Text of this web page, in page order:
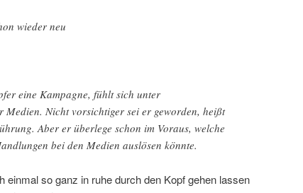
wieder neu
eine Kampagne, fühlt sich unter
Medien. Nicht vorsichtiger sei er geworden, heißt
Aber er überlege schon im Voraus, welche
bei den Medien auslösen könnte.
einmal so ganz in ruhe durch den Kopf gehen lassen